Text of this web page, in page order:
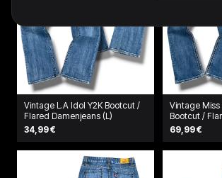
Vintage L.A Idol Y2K Bootcut /
Flared Damenjeans (L)
34,99 €
Vintage Miss
Bootcut /
(L)
69,99 €